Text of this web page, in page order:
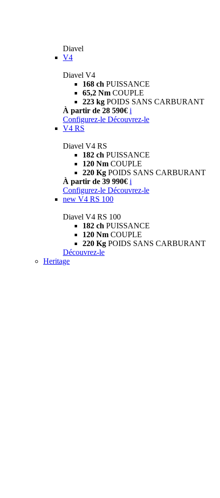
Diavel
V4
Diavel V4
168 ch PUISSANCE
65,2 Nm COUPLE
223 kg POIDS SANS CARBURANT
À partir de 28 590€ i
Configurez-le Découvrez-le
V4 RS
Diavel V4 RS
182 ch PUISSANCE
120 Nm COUPLE
220 Kg POIDS SANS CARBURANT
À partir de 39 990€ i
Configurez-le Découvrez-le
new V4 RS 100
Diavel V4 RS 100
182 ch PUISSANCE
120 Nm COUPLE
220 Kg POIDS SANS CARBURANT
Découvrez-le
Heritage